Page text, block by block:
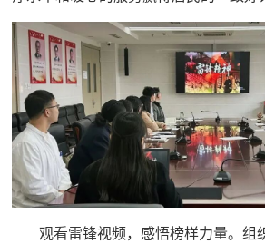
观看雷锋视频，感悟榜样力量。组